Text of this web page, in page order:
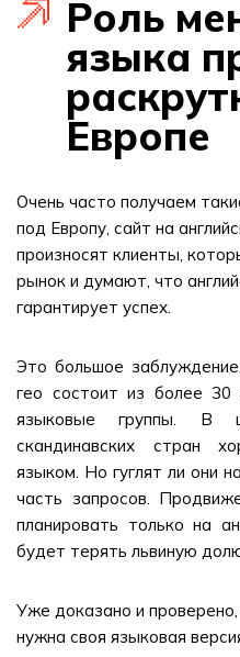
Роль
языка
Европе
Очень часто получаем
под Европу, сайт на
произносят клиенты,
рынок и думают, что
гарантирует успех.
Это большое
гео состоит из более 30
языковые группы. В
скандинавских стран
языком. Но гуглят ли они
часть запросов.
планировать только на
будет терять львиную
Уже доказано и
нужна своя языковая